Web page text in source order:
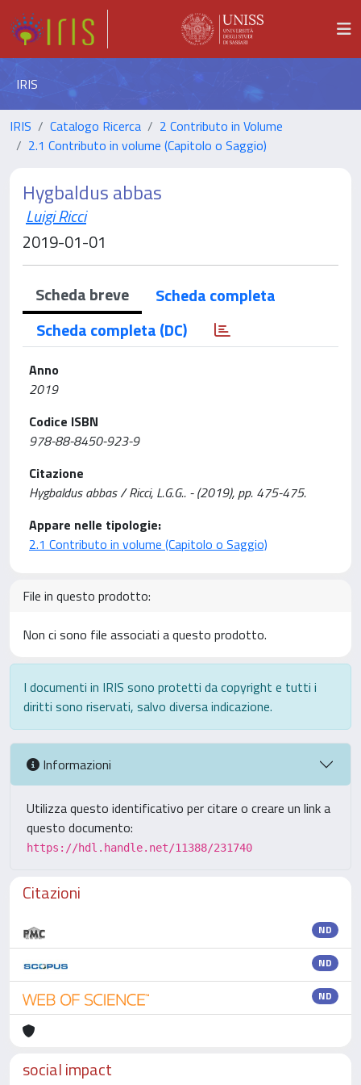
IRIS
IRIS Catalogo Ricerca
2 Contributo in Volume
2.1 Contributo in volume (Capitolo o Saggio)
Hygbaldus abbas
Luigi Ricci
2019-01-01
Scheda breve
Scheda completa
Scheda completa (DC)
Anno
2019
Codice ISBN
978-88-8450-923-9
Citazione
Hygbaldus abbas / Ricci, L.G.G.. - (2019), pp. 475-475.
Appare nelle tipologie:
2.1 Contributo in volume (Capitolo o Saggio)
File in questo prodotto:
Non ci sono file associati a questo prodotto.
I documenti in IRIS sono protetti da copyright e tutti i
diritti sono riservati, salvo diversa indicazione.
Informazioni
Utilizza questo identificativo per citare o creare un link a
questo documento:
https://hdl.handle.net/11388/231740
Citazioni
ND
ND
ND
social impact